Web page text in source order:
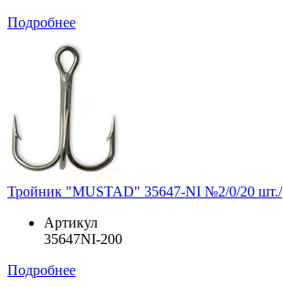
Подробнее
Тройник "MUSTAD" 35647-NI №2/0/20 шт./
Артикул
35647NI-200
Подробнее